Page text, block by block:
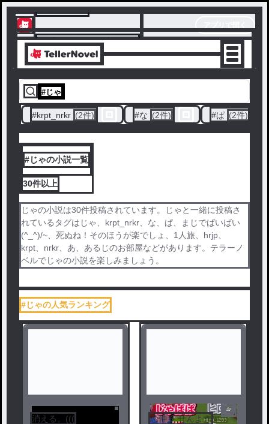
テラーノベル
アプリでサクサク楽しめる
# じゃ
#krpt_nrkr (2件) #な (2件) #ぱ (2件)
#じゃの小説一覧
30件以上
じゃの小説は30件投稿されています。じゃと一緒に投稿さ
れているタグはじゃ、krpt_nrkr、な、ぱ、まじでばいばい
(^_^)/~、死ぬね！そのほうが楽でしょ、1人旅、hrjp、
krpt、nrkr、あ、あるじのお部屋などがあります。テラーノ
ベルでじゃの小説を楽しみましょう。
#じゃの人気ランキング
消える。((( 恋仲彡 せんよう